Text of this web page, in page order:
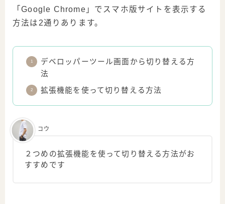
「Google Chrome」でスマホ版サイトを表示する
方法は2通りあります。
デベロッパーツール画面から切り替える方
法
拡張機能を使って切り替える方法
２つめの拡張機能を使って切り替える方法がお
すすめです
コウ